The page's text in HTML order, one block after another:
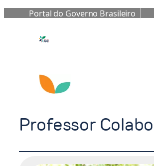
Portal do Governo Brasileiro
Professor